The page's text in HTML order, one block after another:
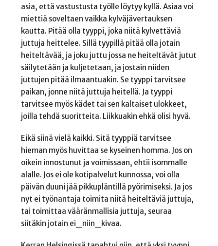
asia, että vastustusta työlle löytyy kyllä. Asiaa voi
miettiä soveltaen vaikka kylväjävertauksen
kautta. Pitää olla tyyppi, joka niitä kylvettäviä
juttuja heittelee. Sillä tyypillä pitää olla jotain
heiteltävää, ja joku juttu jossa ne heiteltävät jutut
säilytetään ja kuljetetaan, ja jostain niiden
juttujen pitää ilmaantuakin. Se tyyppi tarvitsee
paikan, jonne niitä juttuja heitellä. Ja tyyppi
tarvitsee myös kädet tai sen kaltaiset ulokkeet,
joilla tehdä suoritteita. Liikkuakin ehkä olisi hyvä.
Eikä siinä vielä kaikki. Sitä tyyppiä tarvitsee
hieman myös huvittaa se kyseinen homma. Jos on
oikein innostunut ja voimissaan, ehtii isommalle
alalle. Jos ei ole kotipalvelut kunnossa, voi olla
päivän duuni jää pikkupläntillä pyörimiseksi. Ja jos
nyt ei työnantaja toimita niitä heiteltäviä juttuja,
tai toimittaa vääränmallisia juttuja, seuraa
siitäkin jotain ei_niin_kivaa.